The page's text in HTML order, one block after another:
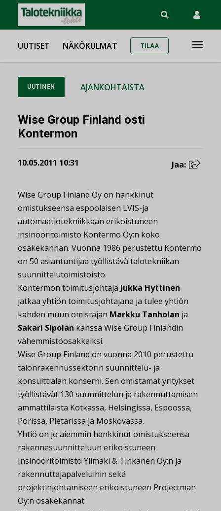
UUTISET NÄKÖKULMAT TILAA
UUTINEN AJANKOHTAISTA
Wise Group Finland osti
Kontermon
10.05.2011 10:31 Jaa:
Wise Group Finland Oy on hankkinut
omistukseensa espoolaisen LVIS-ja
automaatiotekniikkaan erikoistuneen
insinööritoimisto Kontermo Oy:n koko
osakekannan. Vuonna 1986 perustettu Kontermo
on 50 asiantuntijaa työllistävä talotekniikan
suunnittelutoimistoisto.
Kontermon toimitusjohtaja Jukka Hyttinen
jatkaa yhtiön toimitusjohtajana ja tulee yhtiön
kahden muun omistajan Markku Tanholan ja
Sakari Sipolan kanssa Wise Group Finlandin
vähemmistöosakkaiksi.
Wise Group Finland on vuonna 2010 perustettu
talonrakennussektorin suunnittelu- ja
konsulttialan konserni. Sen omistamat yritykset
työllistävät 130 suunnittelun ja rakennuttamisen
ammattilaista Kotkassa, Helsingissä, Espoossa,
Porissa, Pietarissa ja Moskovassa.
Yhtiö on jo aiemmin hankkinut omistukseensa
rakennesuunnitteluun erikoistuneen
Insinööritoimisto Ylimäki & Tinkanen Oy:n ja
rakennuttajapalveluihin sekä
projektinjohtamiseen erikoistuneen Projectman
Oy:n osakekannat.